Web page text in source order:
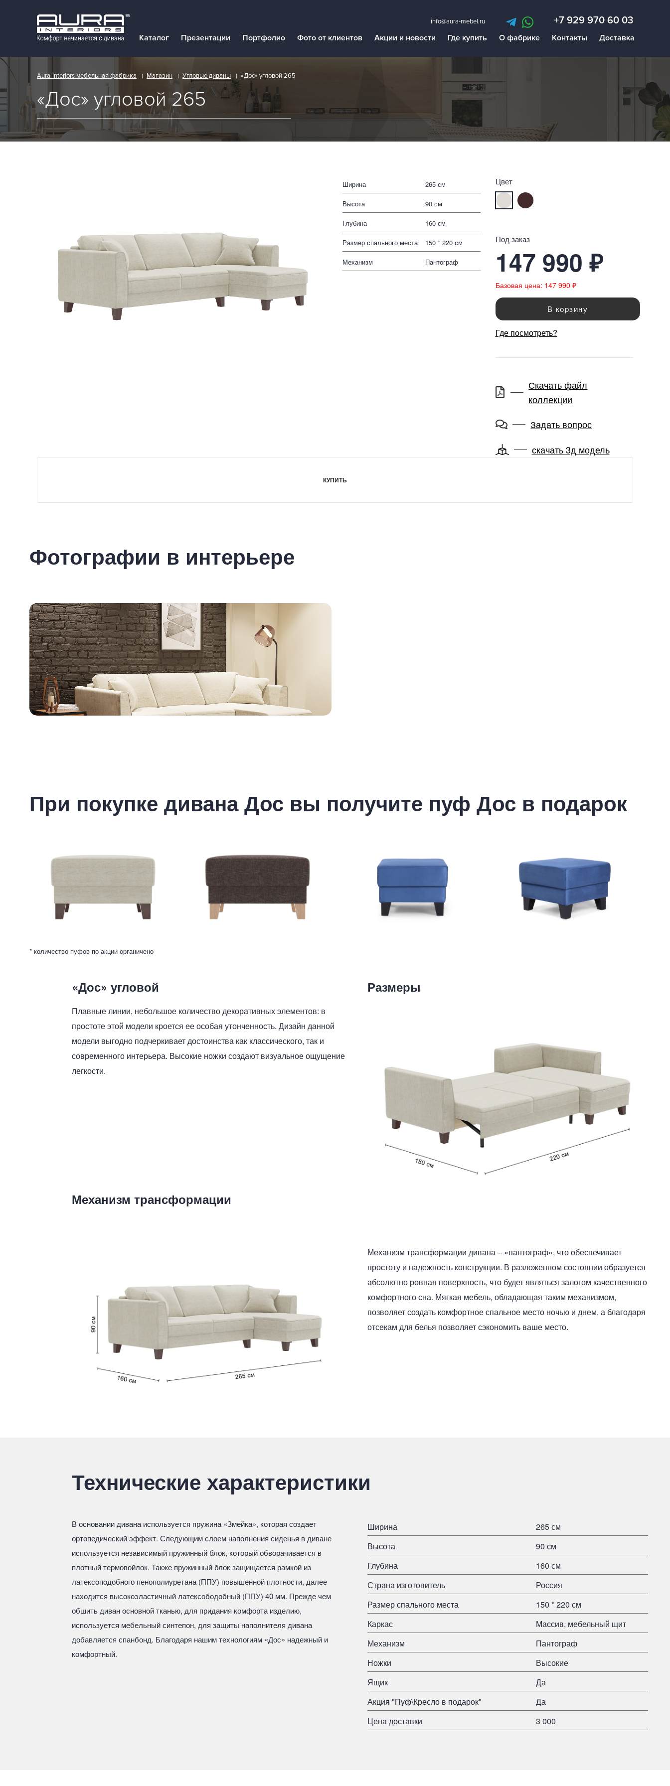
info@aura-mebel.ru +7 929 970 60 03
Каталог Презентации Портфолио Фото от клиентов Акции и новости Где купить О фабрике Контакты Доставка
Aura-interiors мебельная фабрика Магазин Угловые диваны «Дос» угловой 265
«Дос» угловой 265
Ширина 265 см
Высота 90 см
Глубина 160 см
Размер спального места 150 * 220 см
Механизм Пантограф
Цвет
Под заказ
147 990 ₽
Базовая цена: 147 990 ₽
В корзину
Где посмотреть?
Скачать файл
коллекции
Задать вопрос
скачать 3д модель
КУПИТЬ
Фотографии в интерьере
При покупке дивана Дос вы получите пуф Дос в подарок
* количество пуфов по акции органичено
«Дос» угловой
Плавные линии, небольшое количество декоративных элементов: в
простоте этой модели кроется ее особая утонченность. Дизайн данной
модели выгодно подчеркивает достоинства как классического, так и
современного интерьера. Высокие ножки создают визуальное ощущение
легкости.
Размеры
Механизм трансформации
Механизм трансформации дивана – «пантограф», что обеспечивает
простоту и надежность конструкции. В разложенном состоянии образуется
абсолютно ровная поверхность, что будет являться залогом качественного
комфортного сна. Мягкая мебель, обладающая таким механизмом,
позволяет создать комфортное спальное место ночью и днем, а благодаря
отсекам для белья позволяет сэкономить ваше место.
Технические характеристики
В основании дивана используется пружина «Змейка», которая создает
ортопедический эффект. Следующим слоем наполнения сиденья в диване
используется независимый пружинный блок, который обворачивается в
плотный термовойлок. Также пружинный блок защищается рамкой из
латексоподобного пенополиуретана (ППУ) повышенной плотности, далее
находится высокоэластичный латексободобный (ППУ) 40 мм. Прежде чем
обшить диван основной тканью, для придания комфорта изделию,
используется мебельный синтепон, для защиты наполнителя дивана
добавляется спанбонд. Благодаря нашим технологиям «Дос» надежный и
комфортный.
Ширина
265 см
Высота
90 см
Глубина
160 см
Страна изготовитель
Россия
Размер спального места
150 * 220 см
Каркас
Массив, мебельный щит
Механизм
Пантограф
Ножки
Высокие
Ящик
Да
Акция "Пуф\Кресло в подарок"
Да
Цена доставки
3 000